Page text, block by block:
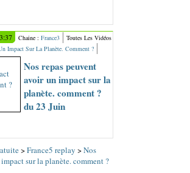
Chaine : France3
Toutes Les Vidéos
Impact Sur La Planète. Comment ?
Nos repas peuvent
avoir un impact sur la
planète. comment ?
du 23 Juin
>France5 replay >Nos
sur la planète. comment ?